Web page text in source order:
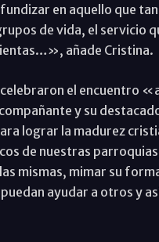
en aquello que
de vida, el
añade Cristina.
el encuentro
y su
lograr la madurez
de nuestras
mismas, mimar su
ayudar a otros y